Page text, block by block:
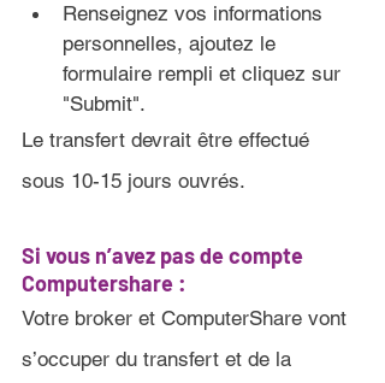
Renseignez vos informations
personnelles, ajoutez le
formulaire rempli et cliquez sur
"Submit".
Le transfert devrait être effectué
sous 10-15 jours ouvrés.
Si vous n’avez pas de compte
Computershare :
Votre broker et ComputerShare vont
s’occuper du transfert et de la